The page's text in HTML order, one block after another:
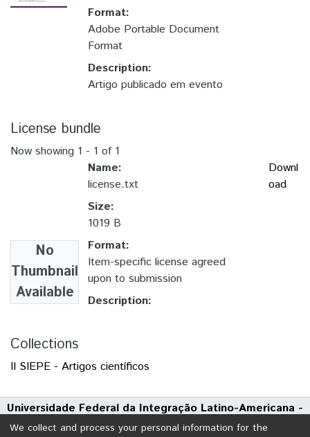
Format:
Adobe Portable Document
Format
Description:
Artigo publicado em evento
License bundle
Now showing 1 - 1 of 1
No
Thumbnail
Available
Name:
license.txt
Size:
1019 B
Format:
Item-specific license agreed
upon to submission
Description:
Downl
oad
Collections
II SIEPE - Artigos científicos
Universidade Federal da Integração Latino-Americana -
UNILA
We collect and process your personal information for the